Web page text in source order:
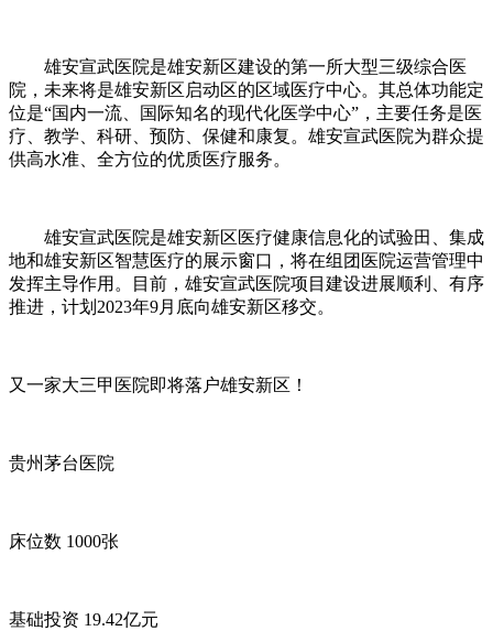
雄安宣武医院是雄安新区建设的第一所大型三级综合医
院，未来将是雄安新区启动区的区域医疗中心。其总体功能定
位是“国内一流、国际知名的现代化医学中心”，主要任务是医
疗、教学、科研、预防、保健和康复。雄安宣武医院为群众提
供高水准、全方位的优质医疗服务。
雄安宣武医院是雄安新区医疗健康信息化的试验田、集成
地和雄安新区智慧医疗的展示窗口，将在组团医院运营管理中
发挥主导作用。目前，雄安宣武医院项目建设进展顺利、有序
推进，计划2023年9月底向雄安新区移交。
又一家大三甲医院即将落户雄安新区！
贵州茅台医院
床位数 1000张
基础投资 19.42亿元